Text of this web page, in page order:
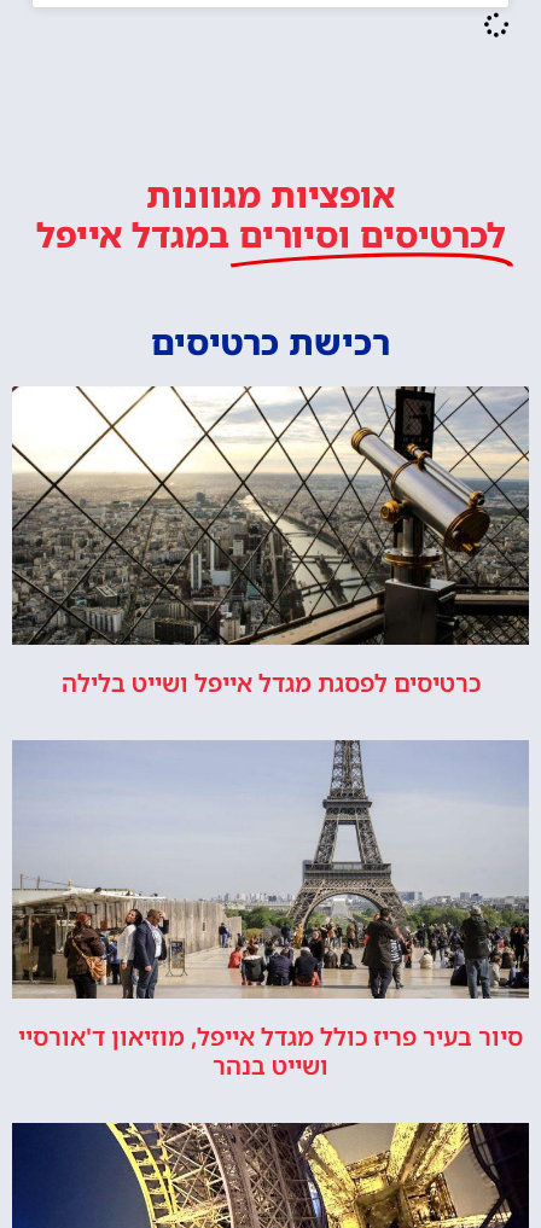
אופציות מגוונות
לכרטיסים וסיורים במגדל אייפל
רכישת כרטיסים
כרטיסים לפסגת מגדל אייפל ושייט בלילה
סיור בעיר פריז כולל מגדל אייפל, מוזיאון ד'אורסיי
ושייט בנהר